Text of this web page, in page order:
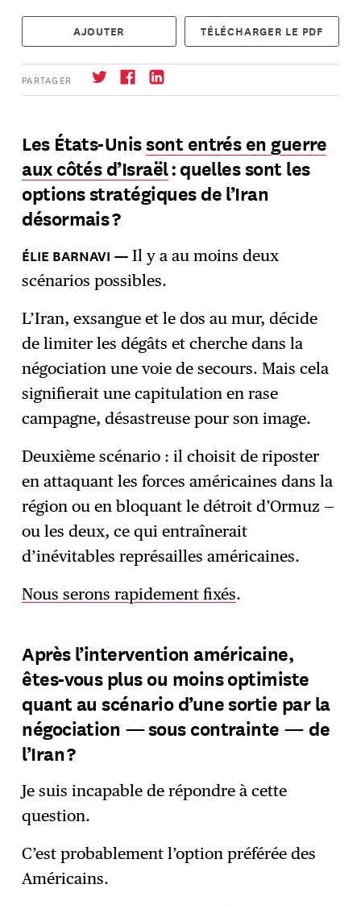
AJOUTER TÉLÉCHARGER LE PDF
PARTAGER
→ S'abonner
Les États-Unissont entrés en guerre
aux côtés d’Israël: quelles sont les
options stratégiques de l’Iran
désormais ?
Il y a au moins deux
scénarios possibles.
L’Iran, exsangue et le dos au mur, décide
de limiter les dégâts et cherche dans la
négociation une voie de secours. Mais cela
signifierait une capitulation en rase
campagne, désastreuse pour son image.
Deuxième scénario : il choisit de riposter
en attaquant les forces américaines dans la
région ou en bloquant le détroit d’Ormuz —
ou les deux, ce qui entraînerait
d’inévitables représailles américaines.
Nous serons rapidement fixés.
Après l’intervention américaine,
êtes-vous plus ou moins optimiste
quant au scénario d’une sortie par la
négociation — sous contrainte — de
l’Iran ?
Je suis incapable de répondre à cette
question.
C’est probablement l’option préférée des
Américains.